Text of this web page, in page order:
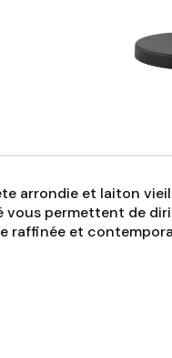
arrondie et laiton
permettent de
raffinée et